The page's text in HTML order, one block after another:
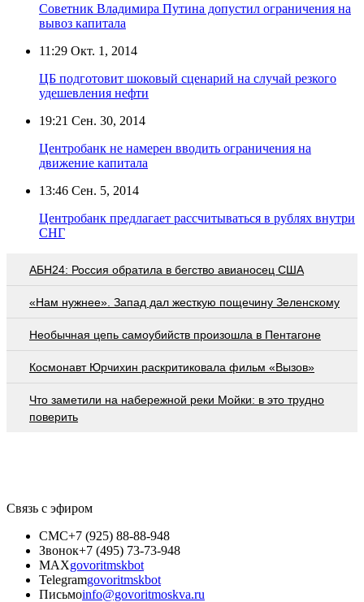
Советник Владимира Путина допустил ограничения на
вывоз капитала
11:29 Окт. 1, 2014
ЦБ подготовит шоковый сценарий на случай резкого
удешевления нефти
19:21 Сен. 30, 2014
Центробанк не намерен вводить ограничения на
движение капитала
13:46 Сен. 5, 2014
Центробанк предлагает рассчитываться в рублях внутри
СНГ
АБН24: Россия обратила в бегство авианосец США
«Нам нужнее». Запад дал жесткую пощечину Зеленскому
Необычная цепь самоубийств произошла в Пентагоне
Космонавт Юрчихин раскритиковала фильм «Вызов»
Что заметили на набережной реки Мойки: в это трудно
поверить
Связь с эфиром
СМС+7 (925) 88-88-948
Звонок+7 (495) 73-73-948
MAXgovoritmskbot
Telegramgovoritmskbot
Письмоinfo@govoritmoskva.ru